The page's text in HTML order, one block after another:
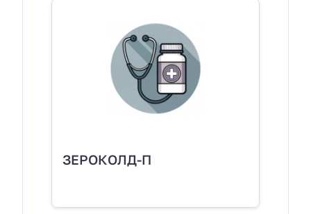
ЗЕРОКОЛД-П